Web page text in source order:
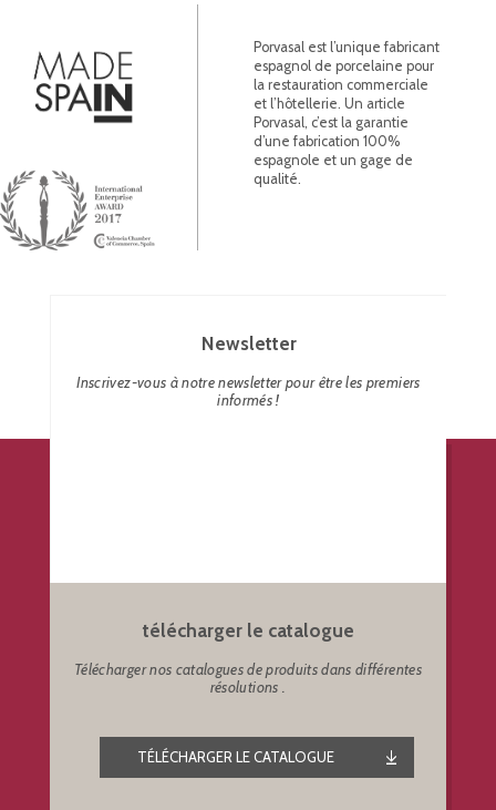
Porvasal est l’unique fabricant
espagnol de porcelaine pour
la restauration commerciale
et l’hôtellerie. Un article
Porvasal, c’est la garantie
d’une fabrication 100%
espagnole et un gage de
qualité.
Newsletter
Inscrivez-vous à notre newsletter pour être les premiers
informés !
télécharger le catalogue
Télécharger nos catalogues de produits dans différentes
résolutions .
TÉLÉCHARGER LE CATALOGUE